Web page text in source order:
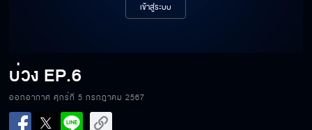
เข้าสู่ระบบ
บ่วง EP.6
ออกอากาศ ศุกร์ที่ 5 กรกฎาคม 2567